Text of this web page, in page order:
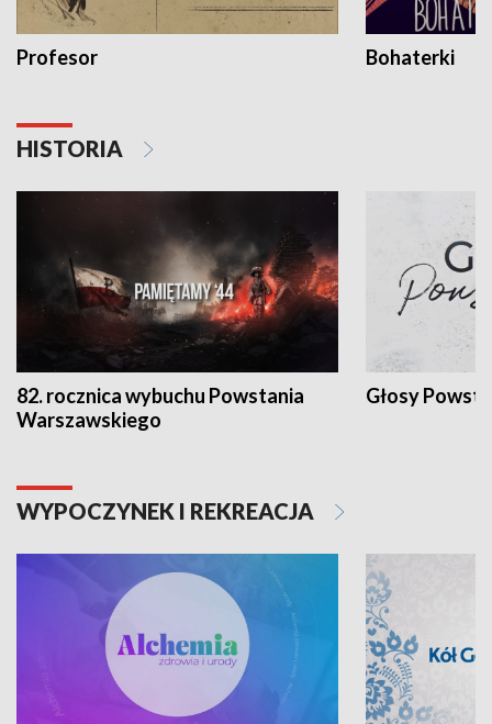
Profesor Bohaterki
HISTORIA
82. rocznica wybuchu Powstania
Warszawskiego
Głosy
WYPOCZYNEK I REKREACJA